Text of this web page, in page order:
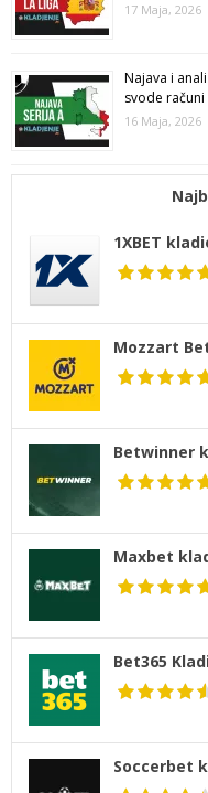
17 Maja, 2026
Najava i
svode
16 Maja, 2026
1XBET
Mozzart
Betwinner
Maxbet
Bet365
Soccerbet